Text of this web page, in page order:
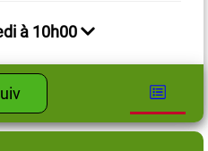
à 10h00